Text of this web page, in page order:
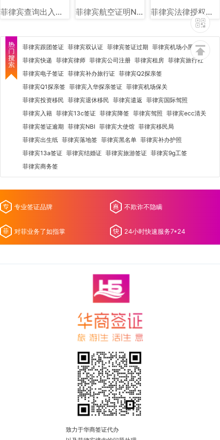
菲律宾查询出入境黑名单图片样式 菲律宾航空证明NTSP图片样式讲解 菲律宾法律授权社会福利和发展部（DSWD）图文讲解
菲律宾跟团签证 菲律宾双认证 菲律宾签证过期 菲律宾机场小黑屋
菲律宾快递 菲律宾律师 菲律宾公司注册 菲律宾租房 菲律宾旅行社
菲律宾电子签证 菲律宾补办旅行证 菲律宾Q2探亲签
菲律宾Q1探亲签 菲律宾入华探亲签证 菲律宾机场保关
菲律宾投资移民 菲律宾退休移民 菲律宾遣返 菲律宾国际驾照
菲律宾入籍 菲律宾13c签证 菲律宾降签 菲律宾驾照 菲律宾ecc清关
菲律宾签证逾期 菲律宾NBI 菲律宾大使馆 菲律宾移民局
菲律宾出生纸 菲律宾落地签 菲律宾黑名单 菲律宾补办护照
菲律宾13a签证 菲律宾结婚证 菲律宾旅游签证 菲律宾9g工签
菲律宾商务签
专业签证品牌 不欺诈不隐瞒
对菲业务了如指掌 24小时快速服务7*24
致力于华商签证代办